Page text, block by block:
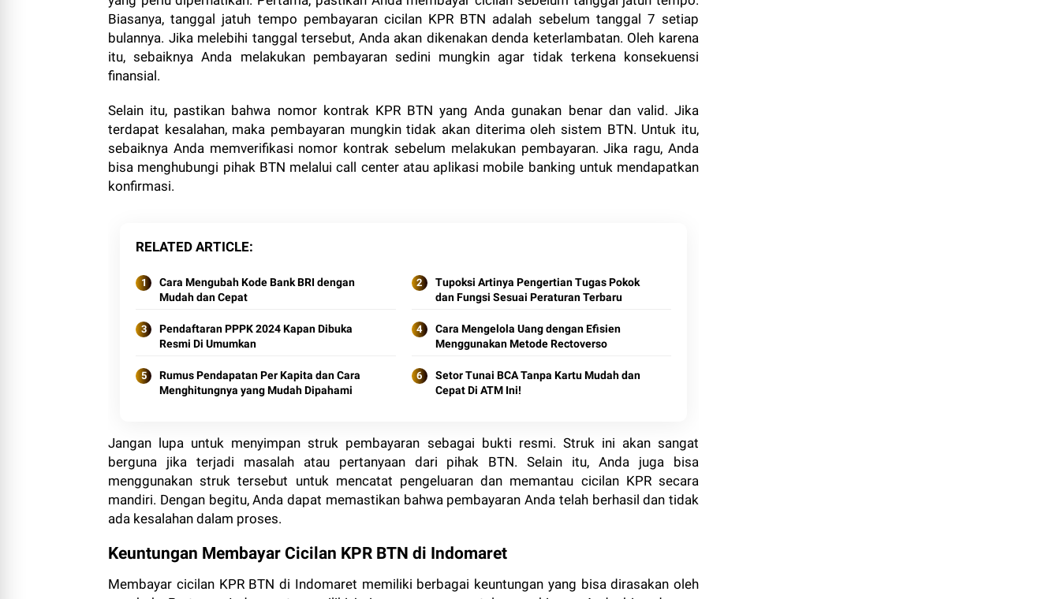
Biasanya, tanggal jatuh tempo pembayaran cicilan KPR BTN adalah sebelum tanggal 7 setiap
bulannya. Jika melebihi tanggal tersebut, Anda akan dikenakan denda keterlambatan. Oleh karena
itu, sebaiknya Anda melakukan pembayaran sedini mungkin agar tidak terkena konsekuensi
finansial.
Selain itu, pastikan bahwa nomor kontrak KPR BTN yang Anda gunakan benar dan valid. Jika
terdapat kesalahan, maka pembayaran mungkin tidak akan diterima oleh sistem BTN. Untuk itu,
sebaiknya Anda memverifikasi nomor kontrak sebelum melakukan pembayaran. Jika ragu, Anda
bisa menghubungi pihak BTN melalui call center atau aplikasi mobile banking untuk mendapatkan
konfirmasi.
RELATED ARTICLE
Cara Mengubah Kode Bank BRI dengan
Mudah dan Cepat
Tupoksi Artinya Pengertian Tugas Pokok
dan Fungsi Sesuai Peraturan Terbaru
Pendaftaran PPPK 2024 Kapan Dibuka
Resmi Di Umumkan
Cara Mengelola Uang dengan Efisien
Menggunakan Metode Rectoverso
Rumus Pendapatan Per Kapita dan Cara
Menghitungnya yang Mudah Dipahami
Setor Tunai BCA Tanpa Kartu Mudah dan
Cepat Di ATM Ini!
Jangan lupa untuk menyimpan struk pembayaran sebagai bukti resmi. Struk ini akan sangat
berguna jika terjadi masalah atau pertanyaan dari pihak BTN. Selain itu, Anda juga bisa
menggunakan struk tersebut untuk mencatat pengeluaran dan memantau cicilan KPR secara
mandiri. Dengan begitu, Anda dapat memastikan bahwa pembayaran Anda telah berhasil dan tidak
ada kesalahan dalam proses.
Keuntungan Membayar Cicilan KPR BTN di Indomaret
Membayar cicilan KPR BTN di Indomaret memiliki berbagai keuntungan yang bisa dirasakan oleh